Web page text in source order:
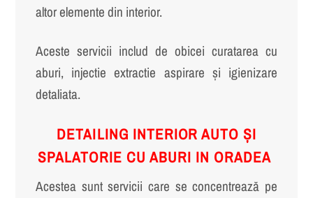
altor elemente din interior.
Aceste servicii includ de obicei curatarea cu
aburi, injectie extractie aspirare și igienizare
detaliata.
DETAILING INTERIOR AUTO ȘI
SPALATORIE CU ABURI IN ORADEA
Acestea sunt servicii care se concentrează pe